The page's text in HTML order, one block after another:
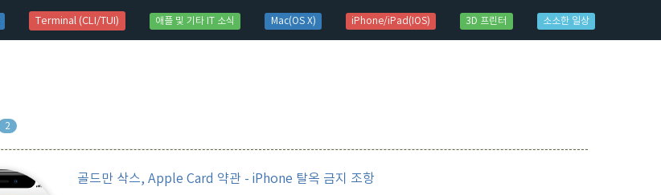
Terminal (CLI/TUI) 애플 및 기타 IT 소식 Mac(OS X) iPhone/iPad(IOS) 3D 프린터 소소한 일상
2
골드만 삭스, Apple Card 약관 - iPhone 탈옥 금지 조항